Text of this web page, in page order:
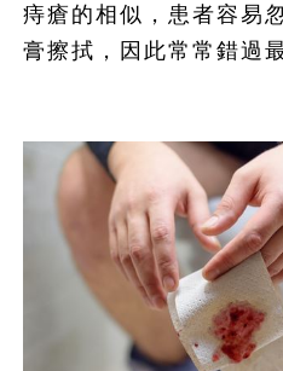
痔瘡的相似，患者容易
膏擦拭，因此常常錯過